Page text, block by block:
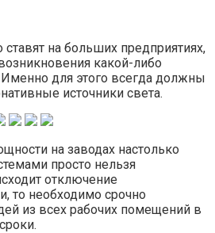
на больших предприятиях,
какой-либо
для этого всегда должны
источники света.
на заводах настолько
просто нельзя
отключение
то необходимо срочно
из всех рабочих помещений в